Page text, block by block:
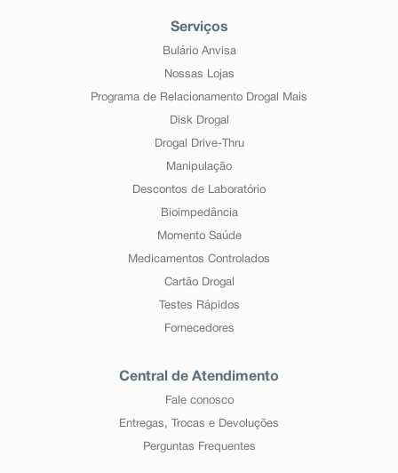
Serviços
Bulário Anvisa
Nossas Lojas
Programa de Relacionamento Drogal Mais
Disk Drogal
Drogal Drive-Thru
Manipulação
Descontos de Laboratório
Bioimpedância
Momento Saúde
Medicamentos Controlados
Cartão Drogal
Testes Rápidos
Fornecedores
Central de Atendimento
Fale conosco
Entregas, Trocas e Devoluções
Perguntas Frequentes